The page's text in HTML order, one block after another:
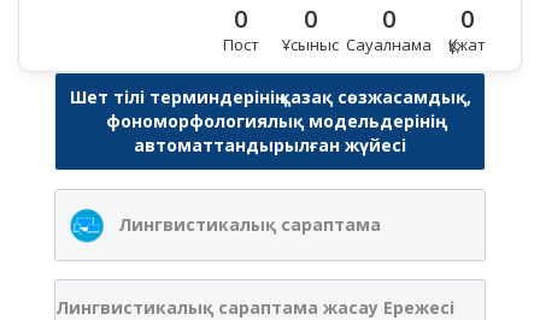
0
Пост
0
Ұсыныс
0
Сауалнама
0
Құжат
Шет тілі терминдерінің қазақ сөзжасамдық,
фономорфологиялық модельдерінің
автоматтандырылған жүйесі
Лингвистикалық сараптама
Лингвистикалық сараптама жасау Ережесі